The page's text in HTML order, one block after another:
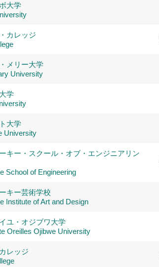
大学
カレッジ
メリー大学
University
学
大学
University
キー・スクール・オブ・エンジニアリン
School of Engineering
キー芸術学校
Institute of Art and Design
ユ・オジブワ大学
Oreilles Ojibwe University
レッジ